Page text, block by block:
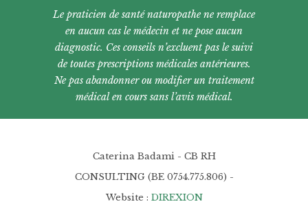
Le praticien de santé naturopathe ne remplace
en aucun cas le médecin et ne pose aucun
diagnostic. Ces conseils n’excluent pas le suivi
de toutes prescriptions médicales antérieures.
Ne pas abandonner ou modifier un traitement
médical en cours sans l’avis médical.
Caterina Badami - CB RH
CONSULTING (BE 0754.775.806) -
Website : DIREXION